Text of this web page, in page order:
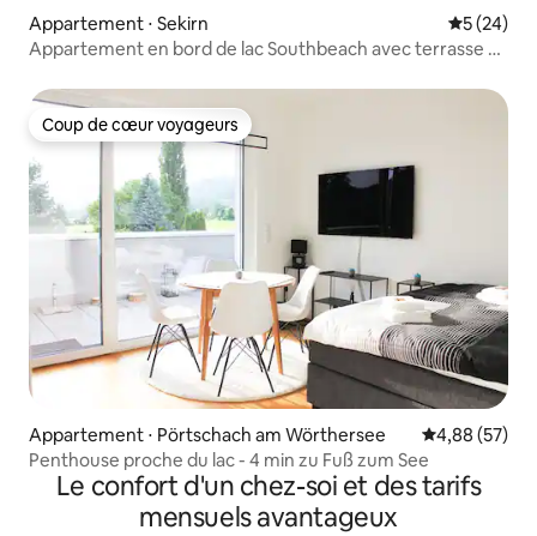
Appartement ⋅ Sekirn
5 (24)
Appartement en bord de lac Southbeach avec terrasse et
Coup de cœur voyageurs
Coup de cœur voyageurs
Appartement ⋅ Pörtschach am Wörthersee Évaluation
4,88 (57)
Penthouse proche du lac - 4 min zu Fuß zum See
Le confort d'un chez-soi et des tarifs
mensuels avantageux